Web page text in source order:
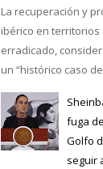
La recuperación y
ibérico en
erradicado,
un “histórico caso
fuga
Golfo
seguir